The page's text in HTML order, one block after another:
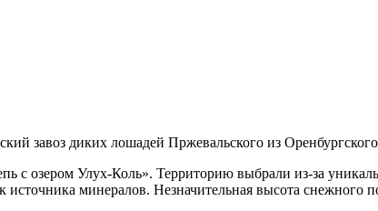
завоз диких лошадей Пржевальского из
с озером Улух-Коль». Территорию выбрали из-за
минералов. Незначительная высота снежного